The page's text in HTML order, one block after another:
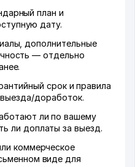
план и
дату.
дополнительные
— отдельно
срок и правила
доработок.
ли по вашему
ли доплаты за выезд.
коммерческое
виде для